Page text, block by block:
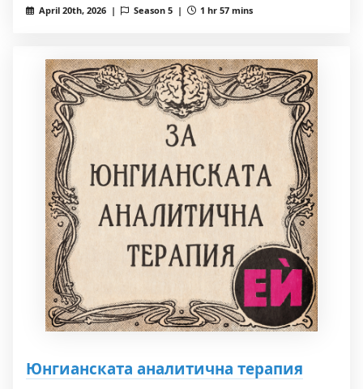
April 20th, 2026 | Season 5 | 1 hr 57 mins
Юнгианската аналитична терапия